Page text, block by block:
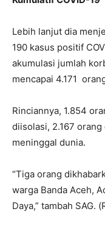
Lebih lanjut dia
190 kasus positif
akumulasi jumlah
mencapai 4.171
Rinciannya, 1.854
diisolasi, 2.167
meninggal dunia.
“Tiga orang
warga Banda Aceh,
Daya,” tambah SAG.